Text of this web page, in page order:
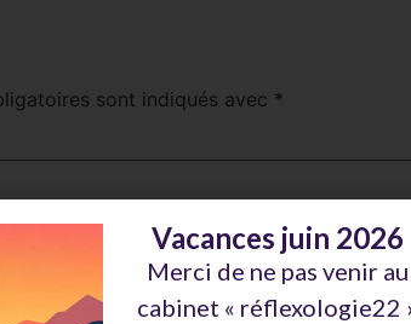
sont indiqués avec *
Vacances juin 2026
Merci de ne pas venir au
cabinet « réflexologie22